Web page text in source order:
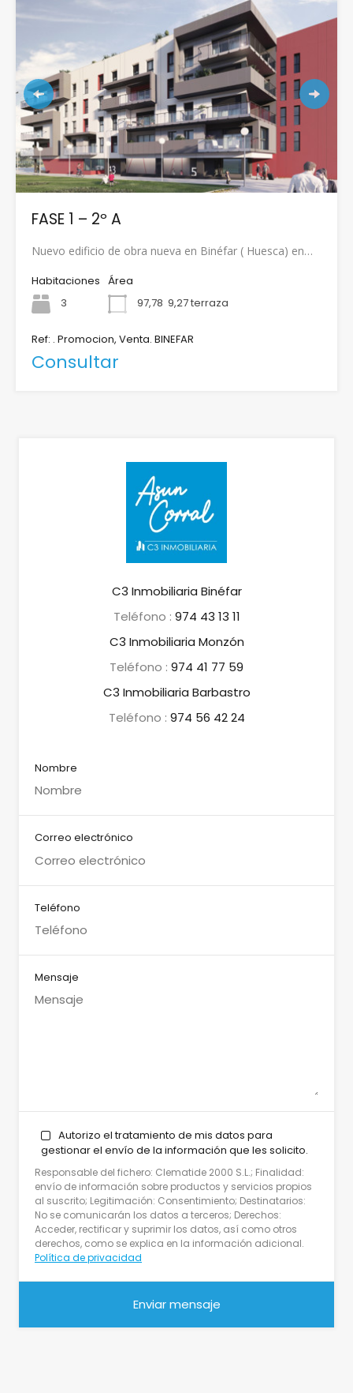
FASE 1 – 2º A
Nuevo edificio de obra nueva en Binéfar ( Huesca) en…
Habitaciones
3
Área
97,78 9,27 terraza
Ref: . Promocion, Venta. BINEFAR
Consultar
C3 Inmobiliaria Binéfar
Teléfono : 974 43 13 11
C3 Inmobiliaria Monzón
Teléfono : 974 41 77 59
C3 Inmobiliaria Barbastro
Teléfono : 974 56 42 24
Nombre
Correo electrónico
Teléfono
Mensaje
Autorizo el tratamiento de mis datos para
gestionar el envío de la información que les solicito.
Responsable del fichero: Clematide 2000 S.L.; Finalidad:
envío de información sobre productos y servicios propios
al suscrito; Legitimación: Consentimiento; Destinatarios:
No se comunicarán los datos a terceros; Derechos:
Acceder, rectificar y suprimir los datos, así como otros
derechos, como se explica en la información adicional.
Política de privacidad